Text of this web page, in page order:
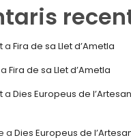
a Fira de sa Llet d’Ametla
a Fira de sa Llet d’Ametla
a Dies Europeus de
a Dies Europeus de